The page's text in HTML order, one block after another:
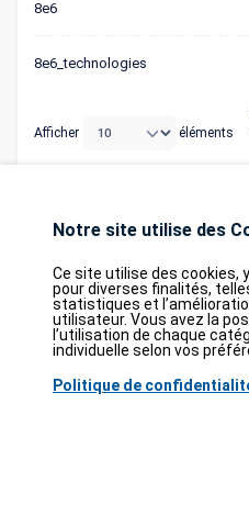
8e6
8e6_technologies
Afficher éléments
tesweb SA
Database
Partners
GDPR Contact
des vulnérabilités activement
Notre site utilise des
Ce site utilise des cookies,
pour diverses finalités,
statistiques et
utilisateur. Vous avez la
l’utilisation de chaque
individuelle selon vos
Politique de